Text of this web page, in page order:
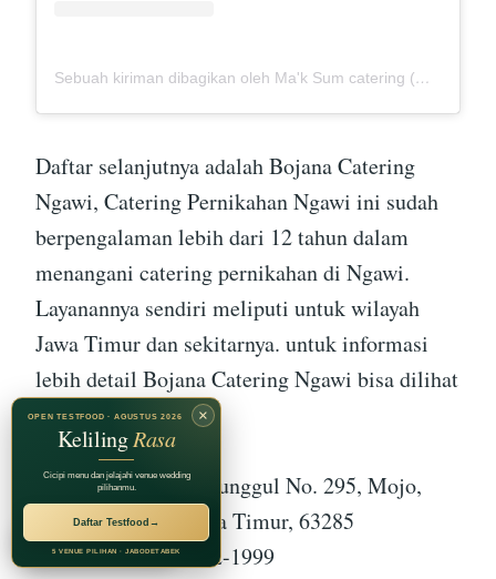
Sebuah kiriman dibagikan oleh Ma'k Sum catering (@mak_sumcatering)
Daftar selanjutnya adalah Bojana Catering
Ngawi, Catering Pernikahan Ngawi ini sudah
berpengalaman lebih dari 12 tahun dalam
menangani catering pernikahan di Ngawi.
Layanannya sendiri meliputi untuk wilayah
Jawa Timur dan sekitarnya. untuk informasi
lebih detail Bojana Catering Ngawi bisa dilihat
di bawah ini :
Alamat :Jl. Bukit Tunggul No. 295, Mojo,
Bringin, Ngawi, Jawa Timur, 63285
Kontak :0822-4152-1999
RECOMMENDED BY
Jagarasa Group
×
OPEN TESTFOOD · AGUSTUS 2026
KelilingRasa
Cicipi menu dan jelajahi venue wedding
pilihanmu.
Daftar Testfood →
5 VENUE PILIHAN · JABODETABEK